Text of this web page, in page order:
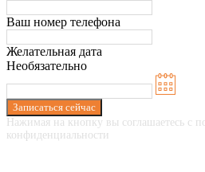
Ваш номер телефона
Желательная дата
Необязательно
Записаться сейчас
Нажимая на кнопку вы соглашаетесь с
конфиденциальности